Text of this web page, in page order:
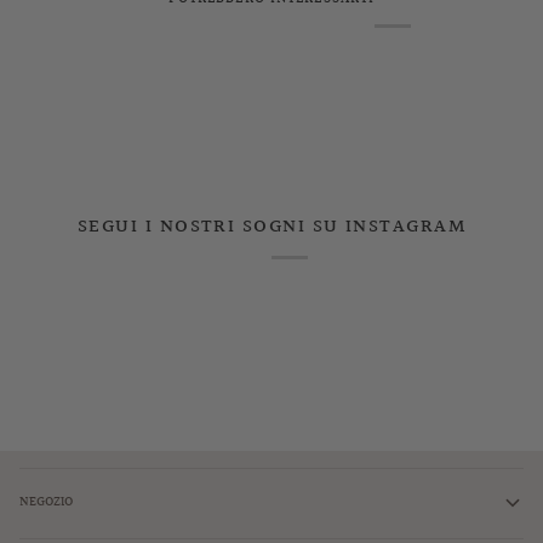
SEGUI I NOSTRI SOGNI SU INSTAGRAM
NEGOZIO